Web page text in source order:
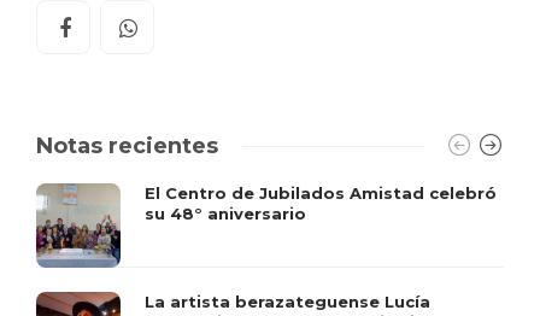
Notas recientes
El Centro de Jubilados Amistad celebró
su 48° aniversario
La artista berazateguense Lucía